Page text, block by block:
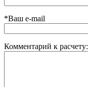
*Ваш e-mail
Комментарий к расчету: